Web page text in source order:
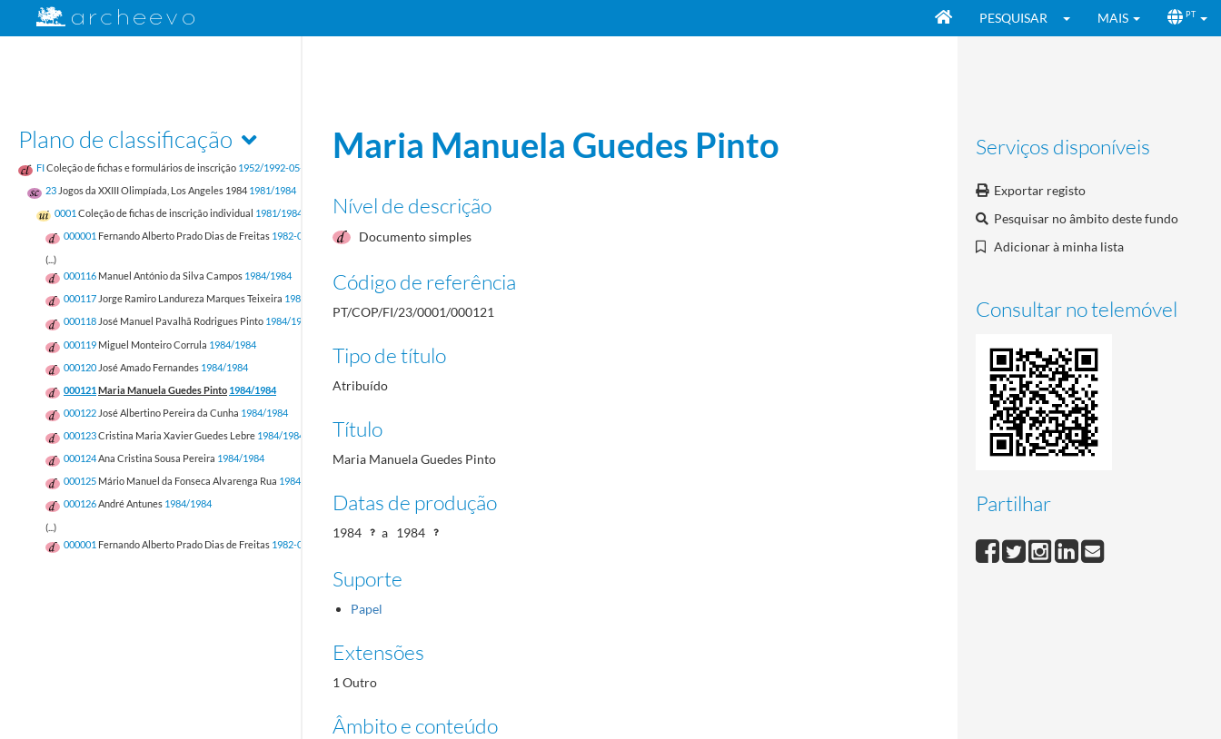
PESQUISAR MAIS PT
Plano de classificação
FIColeção de fichas e formulários de inscrição 1952/1992-05-17
23 Jogos da XXIII Olimpíada, Los Angeles 1984 1981/1984
0001 Coleção de fichas de inscrição individual 1981/1984
000001 Fernando Alberto Prado Dias de Freitas 1982-05-12/1982-05-12
(...)
000116 Manuel António da Silva Campos 1984/1984
000117 Jorge Ramiro Landureza Marques Teixeira 1984/1984
000118 José Manuel Pavalhã Rodrigues Pinto 1984/1984
000119 Miguel Monteiro Corrula 1984/1984
000120 José Amado Fernandes 1984/1984
000121 Maria Manuela Guedes Pinto 1984/1984
000122 José Albertino Pereira da Cunha 1984/1984
000123Cristina Maria Xavier Guedes Lebre 1984/1984
000124Ana Cristina Sousa Pereira 1984/1984
000125 Mário Manuel da Fonseca Alvarenga Rua 1984/1984
000126André Antunes 1984/1984
(...)
000001 Fernando Alberto Prado Dias de Freitas 1982-05-12/1982-05-12
Serviços disponíveis
Exportar registo
Pesquisar no âmbito deste fundo
Adicionar à minha lista
Consultar no telemóvel
Partilhar
Maria Manuela Guedes Pinto
Nível de descrição
Documento simples
Código de referência
PT/COP/FI/23/0001/000121
Tipo de título
Atribuído
Título
Maria Manuela Guedes Pinto
Datas de produção
1984 a 1984
Suporte
Papel
Extensões
1 Outro
Âmbito e conteúdo